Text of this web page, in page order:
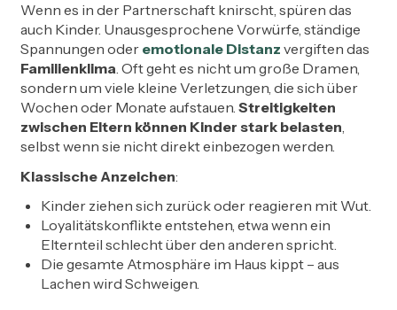
Wenn es in der Partnerschaft knirscht, spüren das
auch Kinder. Unausgesprochene Vorwürfe, ständige
Spannungen oder emotionale Distanz vergiften das
Familienklima. Oft geht es nicht um große Dramen,
sondern um viele kleine Verletzungen, die sich über
Wochen oder Monate aufstauen. Streitigkeiten
zwischen Eltern können Kinder stark belasten,
selbst wenn sie nicht direkt einbezogen werden.
Klassische Anzeichen:
Kinder ziehen sich zurück oder reagieren mit Wut.
Loyalitätskonflikte entstehen, etwa wenn ein
Elternteil schlecht über den anderen spricht.
Die gesamte Atmosphäre im Haus kippt – aus
Lachen wird Schweigen.